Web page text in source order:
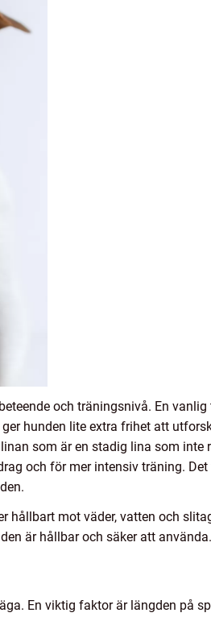
och träningsnivå. En vanlig
hunden lite extra frihet att
som är en stadig lina som inte
och för mer intensiv träning. Det
hållbart mot väder, vatten och
är hållbar och säker att använda.
En viktig faktor är längden på